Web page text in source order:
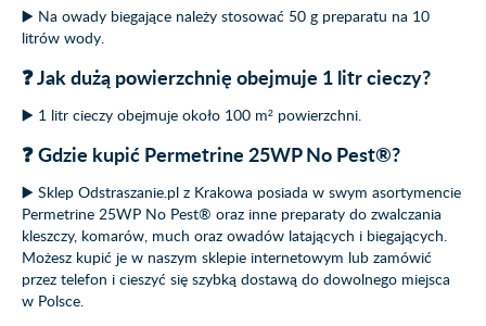
▶️ Na owady biegające należy stosować 50 g preparatu na 10
litrów wody.
❓ Jak dużą powierzchnię obejmuje 1 litr cieczy?
▶️ 1 litr cieczy obejmuje około 100 m² powierzchni.
❓ Gdzie kupić Permetrine 25WP No Pest®?
▶️ Sklep Odstraszanie.pl z Krakowa posiada w swym asortymencie
Permetrine 25WP No Pest® oraz inne preparaty do zwalczania
kleszczy, komarów, much oraz owadów latających i biegających.
Możesz kupić je w naszym sklepie internetowym lub zamówić
przez telefon i cieszyć się szybką dostawą do dowolnego miejsca
w Polsce.